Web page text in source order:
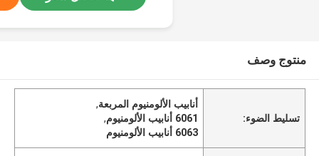
منتوج وصف
تسليط الضوء:
أنابيب الألومنيوم المربعة,
6061 أنابيب الألومنيوم
,
6063 أنابيب الألومنيوم